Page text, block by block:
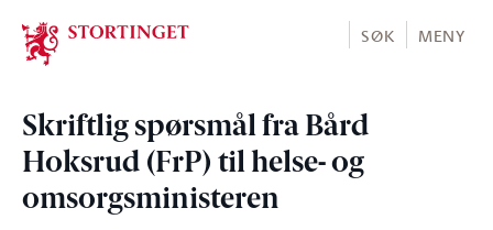
Stortinget.no
SØK MENY
Skriftlig spørsmål fra Bård
Hoksrud (FrP) til helse- og
omsorgsministeren